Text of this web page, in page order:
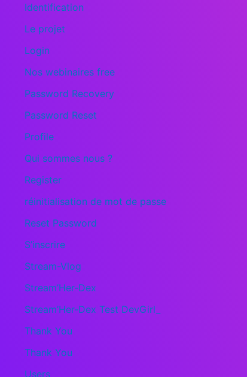
Identification
Le projet
Login
Nos webinaires free
Password Recovery
Password Reset
Profile
Qui sommes nous ?
Register
réinitialisation de mot de passe
Reset Password
S’inscrire
Stream-Vlog
Stream’Her-Dex
Stream’Her-Dex Test DevGirl_
Thank You
Thank You
Users